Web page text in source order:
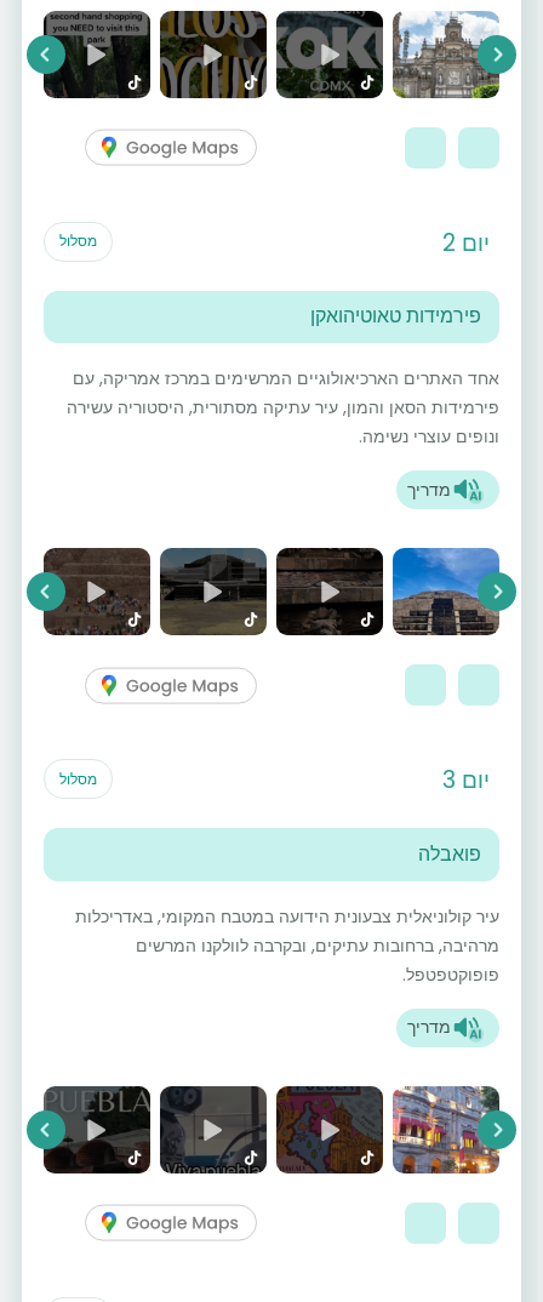
Next
יום 2 מסלול
פירמידות טאוטיהואקן
אחד האתרים הארכיאולוגיים המרשימים במרכז אמריקה, עם
פירמידות הסאן והמון, עיר עתיקה מסתורית, היסטוריה עשירה
ונופים עוצרי נשימה.
מדריך
Next
יום 3 מסלול
פואבלה
עיר קולוניאלית צבעונית הידועה במטבח המקומי, באדריכלות
מרהיבה, ברחובות עתיקים, ובקרבה לוולקנו המרשים
פופוקטפטפל.
מדריך
Next